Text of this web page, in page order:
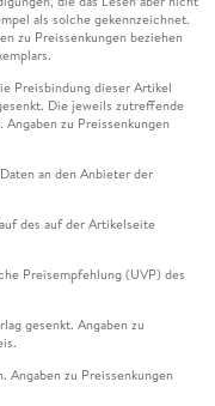
als solche gekennzeichnet.
zu Preissenkungen beziehen
Preisbindung dieser Artikel
Die jeweils zutreffende
zu Preissenkungen
an den Anbieter der
des auf der Artikelseite
Preisempfehlung (UVP) des
gesenkt. Angaben zu
Angaben zu Preissenkungen